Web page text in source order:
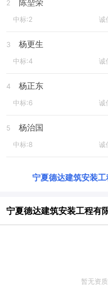
2 陈堃荣
中标:2 诚
3 杨更生
中标:4 诚
4 杨正东
中标:6 诚
5 杨治国
中标:8 诚
宁夏德达建筑安装工
宁夏德达建筑安装工程有
暂无资